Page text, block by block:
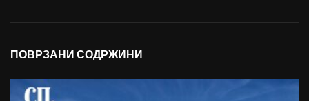
ПОВРЗАНИ СОДРЖИНИ